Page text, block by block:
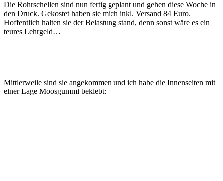
Die Rohrschellen sind nun fertig geplant und gehen diese Woche in
den Druck. Gekostet haben sie mich inkl. Versand 84 Euro.
Hoffentlich halten sie der Belastung stand, denn sonst wäre es ein
teures Lehrgeld…
Mittlerweile sind sie angekommen und ich habe die Innenseiten mit
einer Lage Moosgummi beklebt: